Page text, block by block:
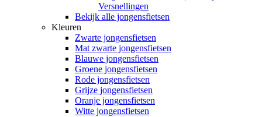
Versnellingen
Bekijk alle jongensfietsen
Kleuren
Zwarte jongensfietsen
Mat zwarte jongensfietsen
Blauwe jongensfietsen
Groene jongensfietsen
Rode jongensfietsen
Grijze jongensfietsen
Oranje jongensfietsen
Witte jongensfietsen